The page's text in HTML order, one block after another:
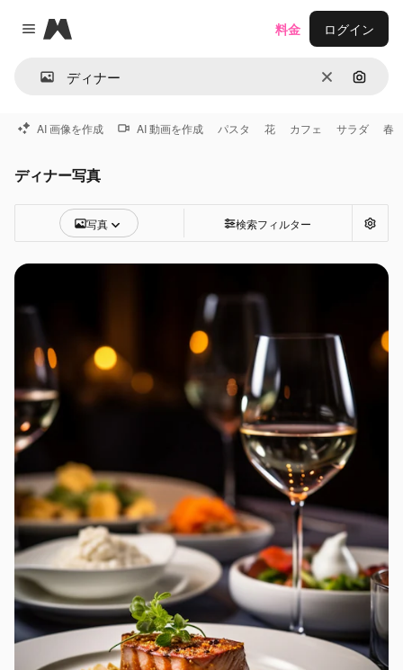
Close menu
Magnific
消去 画像で
料金 ログイン
AI 画像を作成 AI 動画を作成 パスタ 花 カフェ サラダ 春
ディナー写真
写真 検索フィルター